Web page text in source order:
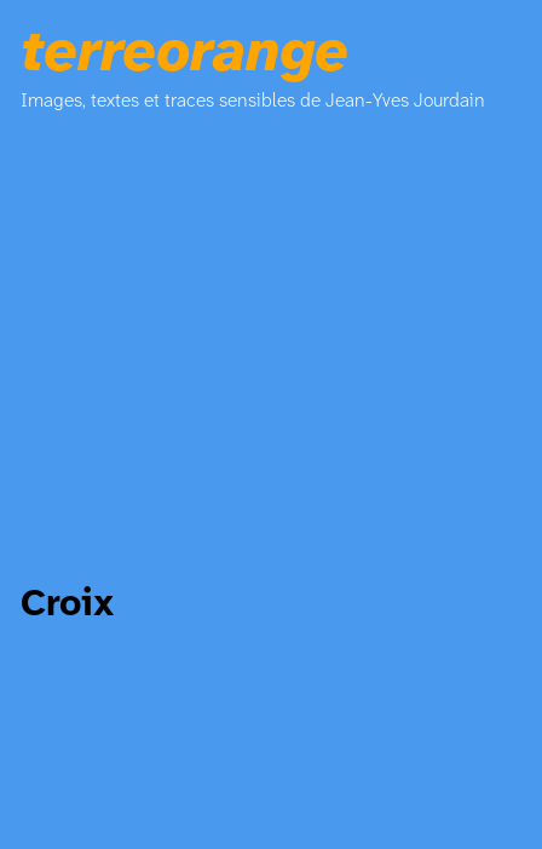
terreorange
Images, textes et traces sensibles de Jean-Yves Jourdain
Croix